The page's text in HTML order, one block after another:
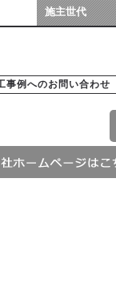
施主世代
事例へのお問い合わせ